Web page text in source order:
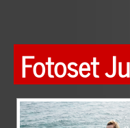
Fotoset